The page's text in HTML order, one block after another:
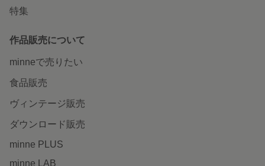
特集
作品販売について
minneで売りたい
食品販売
ヴィンテージ販売
ダウンロード販売
minne PLUS
minne LAB